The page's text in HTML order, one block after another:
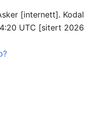
[internett]. Kodal
UTC [sitert 2026